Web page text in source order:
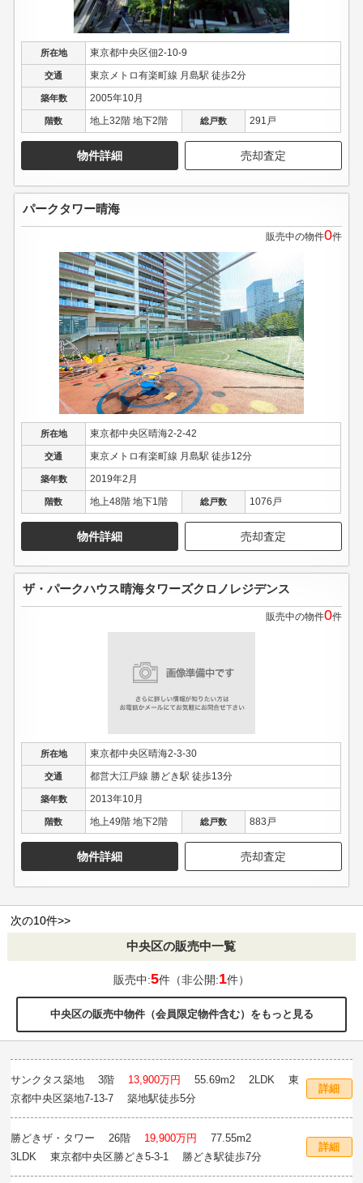
所在地 東京都中央区佃2-10-9
交通 東京メトロ有楽町線 月島駅 徒歩2分
築年数 2005年10月
階数 地上32階 地下2階 総戸数 291戸
物件詳細 売却査定
パークタワー晴海
販売中の物件0件
所在地 東京都中央区晴海2-2-42
交通 東京メトロ有楽町線 月島駅 徒歩12分
築年数 2019年2月
階数 地上48階 地下1階 総戸数 1076戸
物件詳細 売却査定
ザ・パークハウス晴海タワーズクロノレジデンス
販売中の物件0件
所在地 東京都中央区晴海2-3-30
交通 都営大江戸線 勝どき駅 徒歩13分
築年数 2013年10月
階数 地上49階 地下2階 総戸数 883戸
物件詳細 売却査定
次の10件>>
中央区の販売中一覧
販売中:5件（非公開:1件）
中央区の販売中物件（会員限定物件含む）をもっと見る
サンクタス築地 3階 13,900万円 55.69m2
京都中央区築地7-13-7 築地駅徒歩5分
詳細
勝どきザ・タワー 26階 19,900万円 77.55m2
3LDK 東京都中央区勝どき5-3-1 勝どき駅徒歩7分
詳細